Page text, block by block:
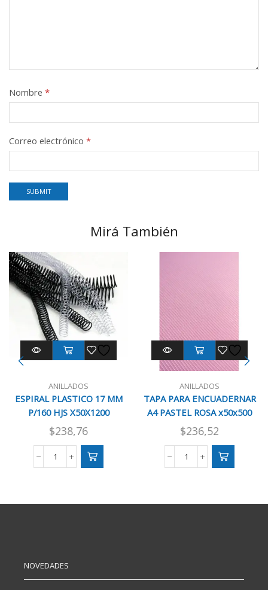
Nombre *
Correo electrónico *
Mirá También
ANILLADOS
ESPIRAL PLASTICO 17 MM
P/160 HJS X50X1200
$238,76
ESPIRAL
P/160
ANILLADOS
TAPA PARA ENCUADERNAR
A4 PASTEL ROSA x50x500
$236,52
TAPA
PASTEL
NOVEDADES